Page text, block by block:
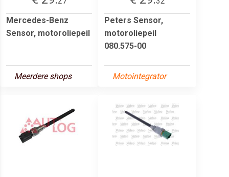
Mercedes-Benz
Sensor, motoroliepeil
Meerdere shops
Peters Sensor,
motoroliepeil
080.575-00
Motointegrator